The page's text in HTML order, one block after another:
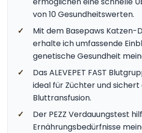
von 10 Gesundheitswerten.
✓
Mit dem Basepaws Katzen-
erhalte ich umfassende
genetische Gesundheit
✓
Das ALEVEPET FAST
ideal für Züchter und
Bluttransfusion.
✓
Der PEZZ Verdauungstest
Ernährungsbedürfnisse